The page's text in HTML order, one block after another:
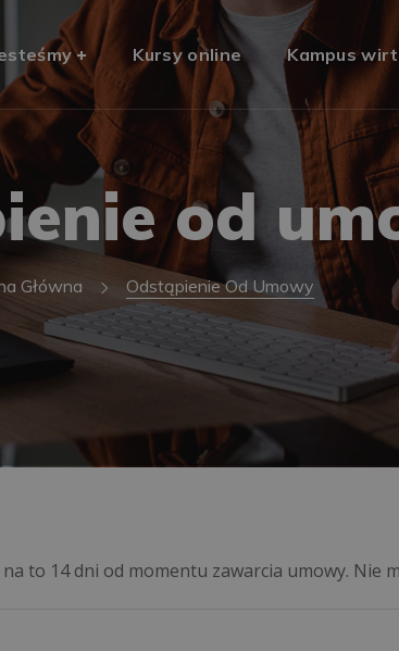
Kursy online Kampus
od
Główna Odstąpienie Od Umowy
to 14 dni od momentu zawarcia umowy. Nie